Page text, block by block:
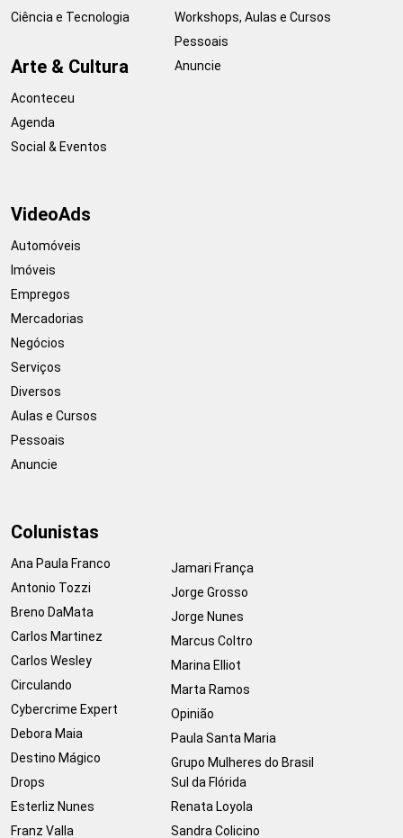
Ciência e Tecnologia
Arte & Cultura
Aconteceu
Agenda
Social & Eventos
Workshops, Aulas e Cursos
Pessoais
Anuncie
VideoAds
Automóveis
Imóveis
Empregos
Mercadorias
Negócios
Serviços
Diversos
Aulas e Cursos
Pessoais
Anuncie
Colunistas
Ana Paula Franco
Antonio Tozzi
Breno DaMata
Carlos Martinez
Carlos Wesley
Circulando
Cybercrime Expert
Debora Maia
Destino Mágico
Drops
Esterliz Nunes
Franz Valla
Jamari França
Jorge Grosso
Jorge Nunes
Marcus Coltro
Marina Elliot
Marta Ramos
Opinião
Paula Santa Maria
Grupo Mulheres do Brasil
Sul da Flórida
Renata Loyola
Sandra Colicino